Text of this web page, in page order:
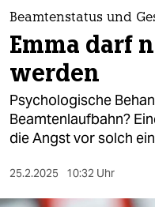
themen
politik
öko
gesellschaft
sport
Beamtenstatus und
Emma darf
werden
Psychologische
Beamtenlaufbahn?
die Angst vor solch
25.2.2025 10:32 Uhr